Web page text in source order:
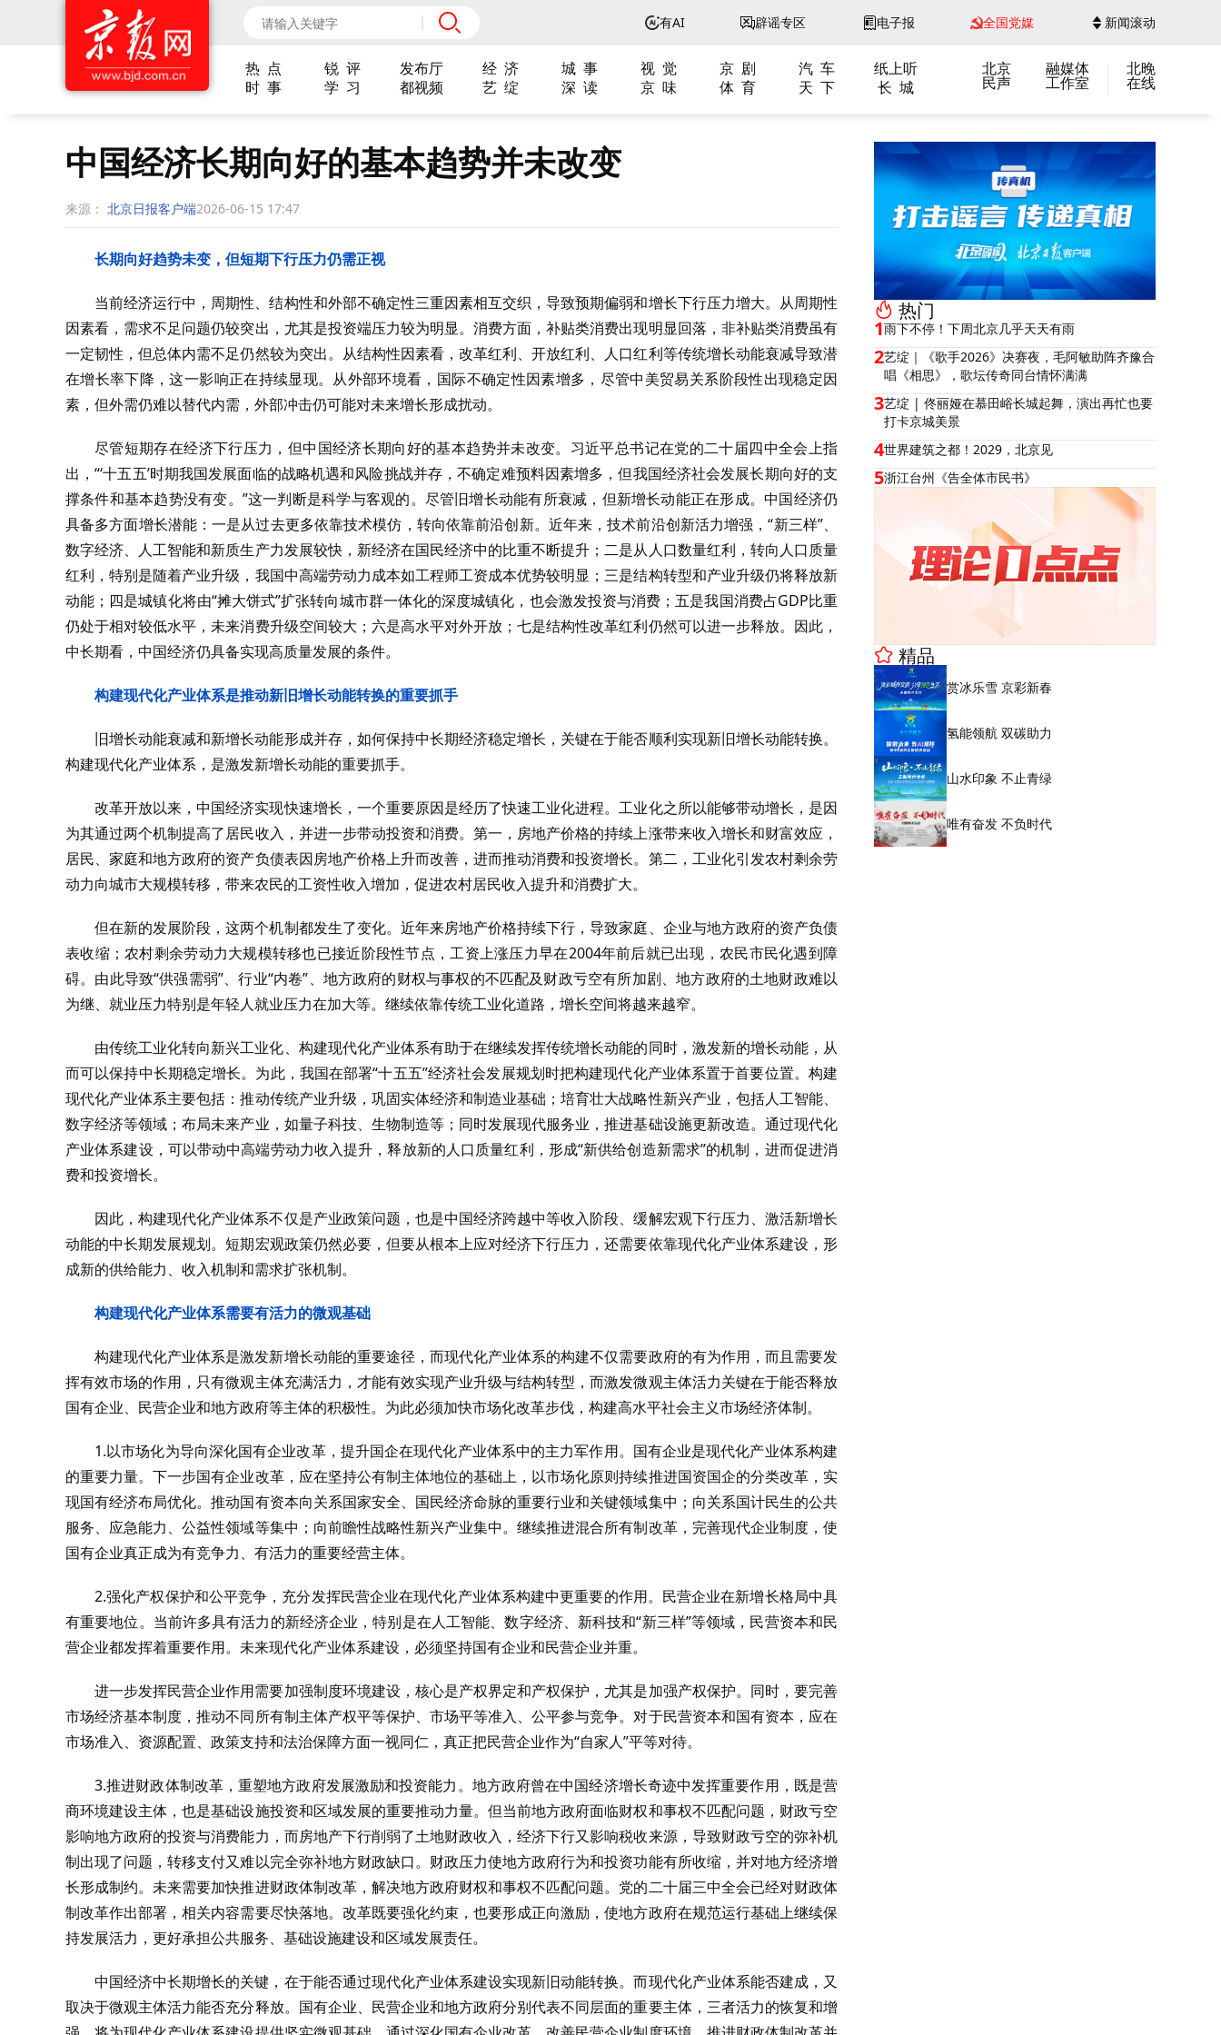
有AI 辟谣专区 电子报 全国党媒 新闻滚动
热 点 锐 评 发布厅 经 济 城 事 视 觉 京 剧 汽 车
纸上听
时 事
学 习 都视频 艺 绽 深 读 京 味 体 育 天 下 长 城
北京
民声
融媒体
工作室
北晚
在线
中国经济长期向好的基本趋势并未改变
来源： 北京日报客户端2026-06-15 17:47
长期向好趋势未变，但短期下行压力仍需正视
当前经济运行中，周期性、结构性和外部不确定性三重因素相互交织，导致预期偏弱和增长下行压力增大。从周期性
因素看，需求不足问题仍较突出，尤其是投资端压力较为明显。消费方面，补贴类消费出现明显回落，非补贴类消费虽有
一定韧性，但总体内需不足仍然较为突出。从结构性因素看，改革红利、开放红利、人口红利等传统增长动能衰减导致潜
在增长率下降，这一影响正在持续显现。从外部环境看，国际不确定性因素增多，尽管中美贸易关系阶段性出现稳定因
素，但外需仍难以替代内需，外部冲击仍可能对未来增长形成扰动。
尽管短期存在经济下行压力，但中国经济长期向好的基本趋势并未改变。习近平总书记在党的二十届四中全会上指
出，“‘十五五’时期我国发展面临的战略机遇和风险挑战并存，不确定难预料因素增多，但我国经济社会发展长期向好的支
撑条件和基本趋势没有变。”这一判断是科学与客观的。尽管旧增长动能有所衰减，但新增长动能正在形成。中国经济仍
具备多方面增长潜能：一是从过去更多依靠技术模仿，转向依靠前沿创新。近年来，技术前沿创新活力增强，“新三样”、
数字经济、人工智能和新质生产力发展较快，新经济在国民经济中的比重不断提升；二是从人口数量红利，转向人口质量
红利，特别是随着产业升级，我国中高端劳动力成本如工程师工资成本优势较明显；三是结构转型和产业升级仍将释放新
动能；四是城镇化将由“摊大饼式”扩张转向城市群一体化的深度城镇化，也会激发投资与消费；五是我国消费占GDP比重
仍处于相对较低水平，未来消费升级空间较大；六是高水平对外开放；七是结构性改革红利仍然可以进一步释放。因此，
中长期看，中国经济仍具备实现高质量发展的条件。
构建现代化产业体系是推动新旧增长动能转换的重要抓手
旧增长动能衰减和新增长动能形成并存，如何保持中长期经济稳定增长，关键在于能否顺利实现新旧增长动能转换。
构建现代化产业体系，是激发新增长动能的重要抓手。
改革开放以来，中国经济实现快速增长，一个重要原因是经历了快速工业化进程。工业化之所以能够带动增长，是因
为其通过两个机制提高了居民收入，并进一步带动投资和消费。第一，房地产价格的持续上涨带来收入增长和财富效应，
居民、家庭和地方政府的资产负债表因房地产价格上升而改善，进而推动消费和投资增长。第二，工业化引发农村剩余劳
动力向城市大规模转移，带来农民的工资性收入增加，促进农村居民收入提升和消费扩大。
但在新的发展阶段，这两个机制都发生了变化。近年来房地产价格持续下行，导致家庭、企业与地方政府的资产负债
表收缩；农村剩余劳动力大规模转移也已接近阶段性节点，工资上涨压力早在2004年前后就已出现，农民市民化遇到障
碍。由此导致“供强需弱”、行业“内卷”、地方政府的财权与事权的不匹配及财政亏空有所加剧、地方政府的土地财政难以
为继、就业压力特别是年轻人就业压力在加大等。继续依靠传统工业化道路，增长空间将越来越窄。
由传统工业化转向新兴工业化、构建现代化产业体系有助于在继续发挥传统增长动能的同时，激发新的增长动能，从
而可以保持中长期稳定增长。为此，我国在部署“十五五”经济社会发展规划时把构建现代化产业体系置于首要位置。构建
现代化产业体系主要包括：推动传统产业升级，巩固实体经济和制造业基础；培育壮大战略性新兴产业，包括人工智能、
数字经济等领域；布局未来产业，如量子科技、生物制造等；同时发展现代服务业，推进基础设施更新改造。通过现代化
产业体系建设，可以带动中高端劳动力收入提升，释放新的人口质量红利，形成“新供给创造新需求”的机制，进而促进消
费和投资增长。
因此，构建现代化产业体系不仅是产业政策问题，也是中国经济跨越中等收入阶段、缓解宏观下行压力、激活新增长
动能的中长期发展规划。短期宏观政策仍然必要，但要从根本上应对经济下行压力，还需要依靠现代化产业体系建设，形
成新的供给能力、收入机制和需求扩张机制。
构建现代化产业体系需要有活力的微观基础
构建现代化产业体系是激发新增长动能的重要途径，而现代化产业体系的构建不仅需要政府的有为作用，而且需要发
挥有效市场的作用，只有微观主体充满活力，才能有效实现产业升级与结构转型，而激发微观主体活力关键在于能否释放
国有企业、民营企业和地方政府等主体的积极性。为此必须加快市场化改革步伐，构建高水平社会主义市场经济体制。
1.以市场化为导向深化国有企业改革，提升国企在现代化产业体系中的主力军作用。国有企业是现代化产业体系构建
的重要力量。下一步国有企业改革，应在坚持公有制主体地位的基础上，以市场化原则持续推进国资国企的分类改革，实
现国有经济布局优化。推动国有资本向关系国家安全、国民经济命脉的重要行业和关键领域集中；向关系国计民生的公共
服务、应急能力、公益性领域等集中；向前瞻性战略性新兴产业集中。继续推进混合所有制改革，完善现代企业制度，使
国有企业真正成为有竞争力、有活力的重要经营主体。
2.强化产权保护和公平竞争，充分发挥民营企业在现代化产业体系构建中更重要的作用。民营企业在新增长格局中具
有重要地位。当前许多具有活力的新经济企业，特别是在人工智能、数字经济、新科技和“新三样”等领域，民营资本和民
营企业都发挥着重要作用。未来现代化产业体系建设，必须坚持国有企业和民营企业并重。
进一步发挥民营企业作用需要加强制度环境建设，核心是产权界定和产权保护，尤其是加强产权保护。同时，要完善
市场经济基本制度，推动不同所有制主体产权平等保护、市场平等准入、公平参与竞争。对于民营资本和国有资本，应在
市场准入、资源配置、政策支持和法治保障方面一视同仁，真正把民营企业作为“自家人”平等对待。
3.推进财政体制改革，重塑地方政府发展激励和投资能力。地方政府曾在中国经济增长奇迹中发挥重要作用，既是营
商环境建设主体，也是基础设施投资和区域发展的重要推动力量。但当前地方政府面临财权和事权不匹配问题，财政亏空
影响地方政府的投资与消费能力，而房地产下行削弱了土地财政收入，经济下行又影响税收来源，导致财政亏空的弥补机
制出现了问题，转移支付又难以完全弥补地方财政缺口。财政压力使地方政府行为和投资功能有所收缩，并对地方经济增
长形成制约。未来需要加快推进财政体制改革，解决地方政府财权和事权不匹配问题。党的二十届三中全会已经对财政体
制改革作出部署，相关内容需要尽快落地。改革既要强化约束，也要形成正向激励，使地方政府在规范运行基础上继续保
持发展活力，更好承担公共服务、基础设施建设和区域发展责任。
中国经济中长期增长的关键，在于能否通过现代化产业体系建设实现新旧动能转换。而现代化产业体系能否建成，又
取决于微观主体活力能否充分释放。国有企业、民营企业和地方政府分别代表不同层面的重要主体，三者活力的恢复和增
热门
1雨下不停！下周北京几乎天天有雨
2艺绽｜《歌手2026》决赛夜，毛阿敏助阵齐豫合
唱《相思》，歌坛传奇同台情怀满满
3艺绽 | 佟丽娅在慕田峪长城起舞，演出再忙也要
打卡京城美景
4世界建筑之都！2029，北京见
5浙江台州《告全体市民书》
精品
赏冰乐雪 京彩新春
氢能领航 双碳助力
山水印象 不止青绿
唯有奋发 不负时代